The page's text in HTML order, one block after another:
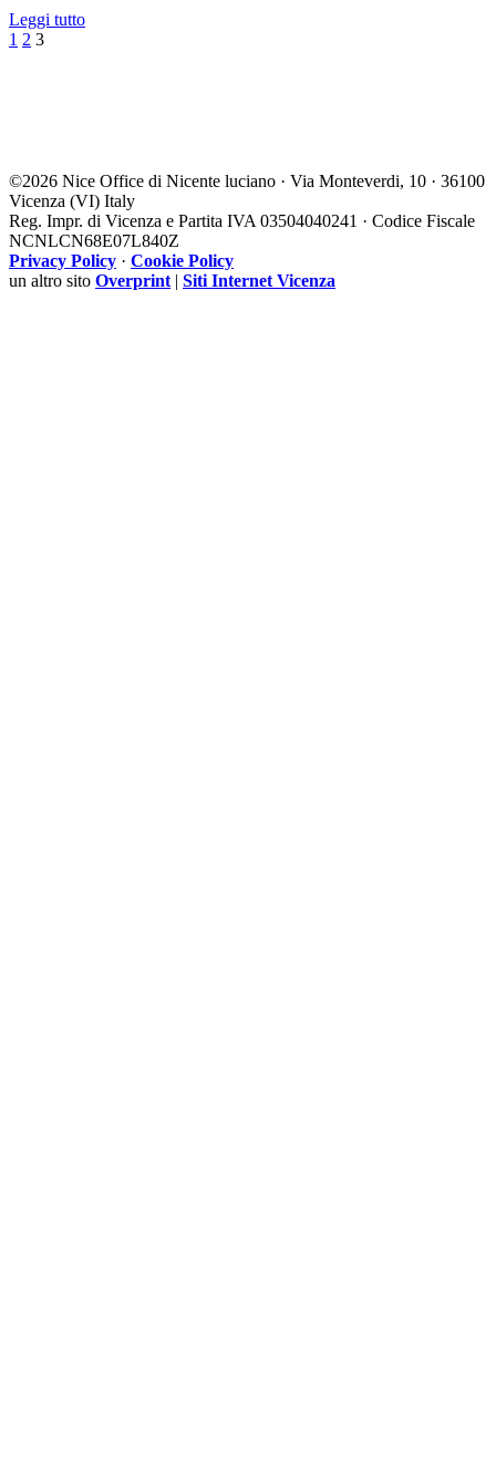
Leggi tutto
Precedente
1 2 3
©2026 Nice Office di Nicente luciano · Via Monteverdi, 10 · 36100
Vicenza (VI) Italy
Reg. Impr. di Vicenza e Partita IVA 03504040241 · Codice Fiscale
NCNLCN68E07L840Z
Privacy Policy · Cookie Policy
un altro sito Overprint | Siti Internet Vicenza